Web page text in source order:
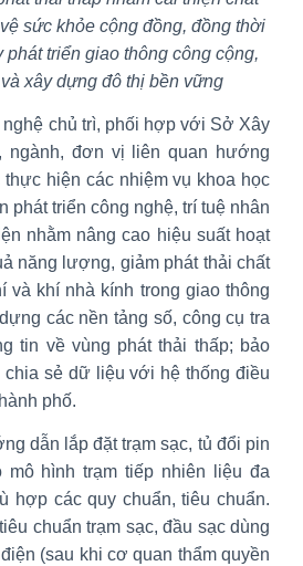
sức khỏe cộng đồng, đồng thời
triển giao thông công cộng,
xây dựng đô thị bền vững
chủ trì, phối hợp với Sở Xây
ngành, đơn vị liên quan hướng
hiện các nhiệm vụ khoa học
phát triển công nghệ, trí tuệ nhân
nhằm nâng cao hiệu suất hoạt
năng lượng, giảm phát thải chất
và khí nhà kính trong giao thông
các nền tảng số, công cụ tra
tin về vùng phát thải thấp; bảo
chia sẻ dữ liệu với hệ thống điều
phố.
dẫn lắp đặt trạm sạc, tủ đổi pin
mô hình trạm tiếp nhiên liệu đa
hợp các quy chuẩn, tiêu chuẩn.
chuẩn trạm sạc, đầu sạc dùng
(sau khi cơ quan thẩm quyền